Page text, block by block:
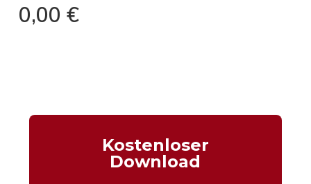
0,00 €
Kostenloser
Download